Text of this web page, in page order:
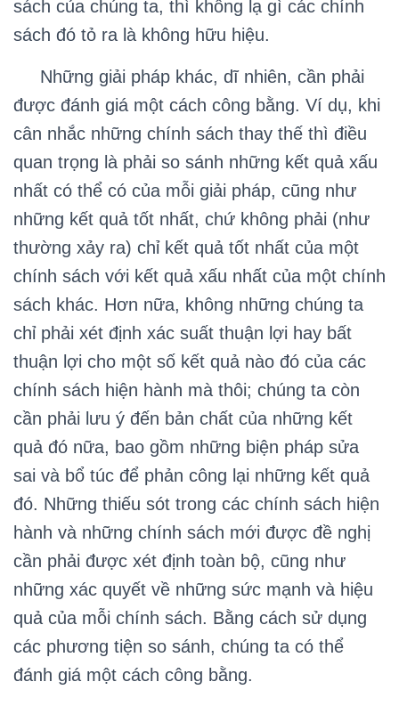
sách của chúng ta, thì không lạ gì các chính
sách đó tỏ ra là không hữu hiệu.
Những giải pháp khác, dĩ nhiên, cần phải
được đánh giá một cách công bằng. Ví dụ, khi
cân nhắc những chính sách thay thế thì điều
quan trọng là phải so sánh những kết quả xấu
nhất có thể có của mỗi giải pháp, cũng như
những kết quả tốt nhất, chứ không phải (như
thường xảy ra) chỉ kết quả tốt nhất của một
chính sách với kết quả xấu nhất của một chính
sách khác. Hơn nữa, không những chúng ta
chỉ phải xét định xác suất thuận lợi hay bất
thuận lợi cho một số kết quả nào đó của các
chính sách hiện hành mà thôi; chúng ta còn
cần phải lưu ý đến bản chất của những kết
quả đó nữa, bao gồm những biện pháp sửa
sai và bổ túc để phản công lại những kết quả
đó. Những thiếu sót trong các chính sách hiện
hành và những chính sách mới được đề nghị
cần phải được xét định toàn bộ, cũng như
những xác quyết về những sức mạnh và hiệu
quả của mỗi chính sách. Bằng cách sử dụng
các phương tiện so sánh, chúng ta có thể
đánh giá một cách công bằng.